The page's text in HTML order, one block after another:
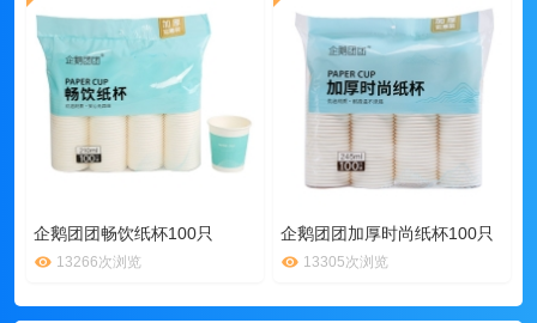
企鹅团团畅饮纸杯100只
13266次浏览
企鹅团团加厚时尚纸杯100只
13305次浏览